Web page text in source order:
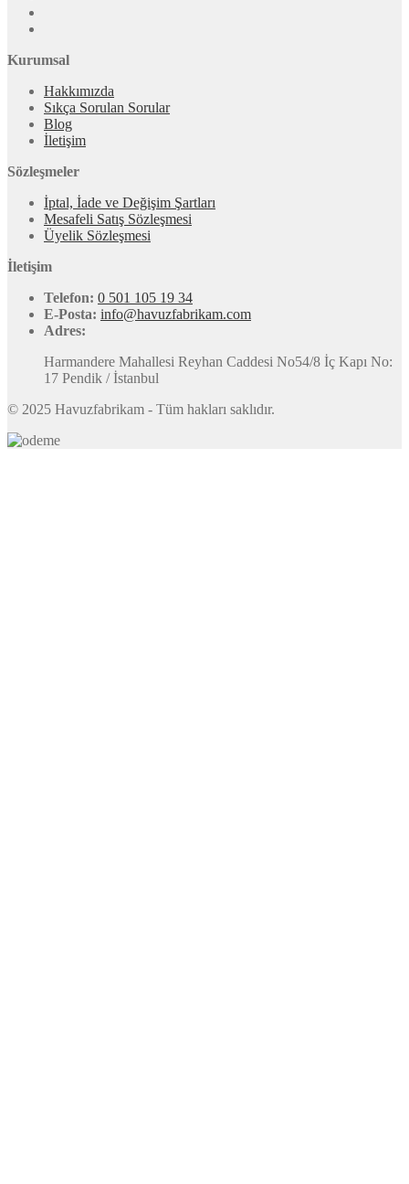
Kurumsal
Hakkımızda
Sıkça Sorulan Sorular
Blog
İletişim
Sözleşmeler
İptal, İade ve Değişim Şartları
Mesafeli Satış Sözleşmesi
Üyelik Sözleşmesi
İletişim
Telefon: 0 501 105 19 34
E-Posta: info@havuzfabrikam.com
Adres:
Harmandere Mahallesi Reyhan Caddesi No54/8 İç Kapı No:
17 Pendik / İstanbul
© 2025 Havuzfabrikam - Tüm hakları saklıdır.